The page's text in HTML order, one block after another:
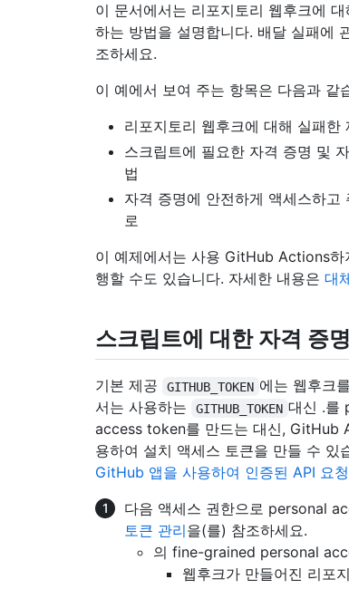
이 문서에서는 리포지토리 웹후크에
하는 방법을 설명합니다. 배달 실패에
조하세요.
이 예에서 보여 주는 항목은 다음과 같
리포지토리 웹후크에 대해 실패
스크립트에 필요한 자격 증명 및
법
자격 증명에 안전하게 액세스하
로
이 예제에서는 사용 GitHub Actions하
행할 수도 있습니다. 자세한 내용은 대
스크립트에 대한 자격 증
기본 제공 GITHUB_TOKEN 에는 웹후크
서는 사용하는
GITHUB_TOKEN 대신 .를
access token를 만드는 대신, GitHub
용하여 설치 액세스 토큰을 만들 수 있
GitHub 앱을 사용하여 인증된 API 요
다음 액세스 권한으로 personal
토큰 관리을(를) 참조하세요.
의 fine-grained personal
웹후크가 만들어진 리포